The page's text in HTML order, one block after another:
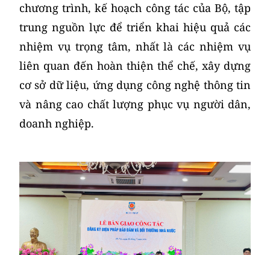
chương trình, kế hoạch công tác của Bộ, tập
trung nguồn lực để triển khai hiệu quả các
nhiệm vụ trọng tâm, nhất là các nhiệm vụ
liên quan đến hoàn thiện thể chế, xây dựng
cơ sở dữ liệu, ứng dụng công nghệ thông tin
và nâng cao chất lượng phục vụ người dân,
doanh nghiệp.